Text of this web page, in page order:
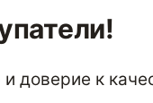
доверие к